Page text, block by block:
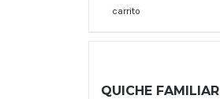
carrito
QUICHE FAMILIAR